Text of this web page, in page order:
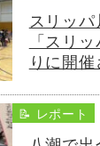
スリッ
「スリ
りに開
📝 レポート